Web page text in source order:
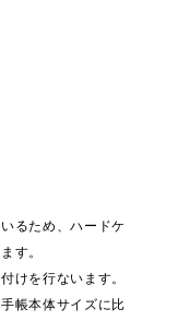
るため、ハードケ
す。
けを行ないます。
帳本体サイズに比